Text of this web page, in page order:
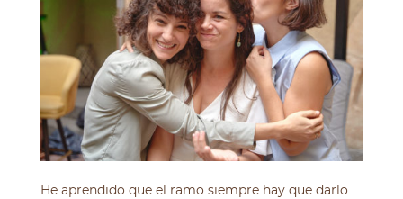
He aprendido que el ramo siempre hay que darlo